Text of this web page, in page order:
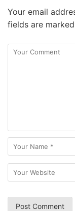
Your email
fields are marked